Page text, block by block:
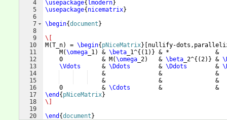
4
5
6
7
8
9
10
11
12
13
14
15
16
17
18
19
20
\usepackage{ lmodern}
\usepackage{ nicematrix}
\begin{document }
\[
M (T_n) = \begin{ pNiceMatrix}
nullify-
    M
(\omega _1) & \beta _1^{( 1)} & *             &
    0           & M
(\omega _2)
   &
\beta _2^{(2)} &
\Vdots
      &
\Ddots
        &
\Ddots
        &
&               &               &
&               &               &
    0           &
\Cdots
&               &
\end { pNiceMatrix}
\]
\end {document }